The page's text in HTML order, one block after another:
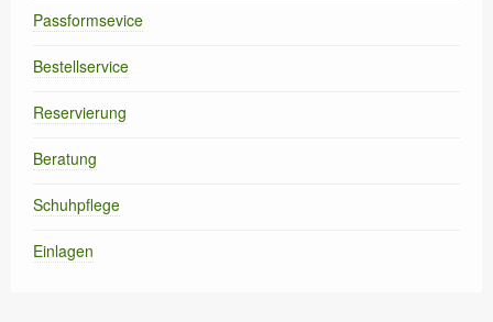
Passformsevice
Bestellservice
Reservierung
Beratung
Schuhpflege
Einlagen